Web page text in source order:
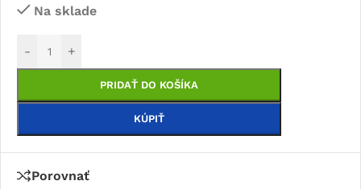
Na sklade
- +
PRIDAŤ DO KOŠÍKA
KÚPIŤ
Porovnať